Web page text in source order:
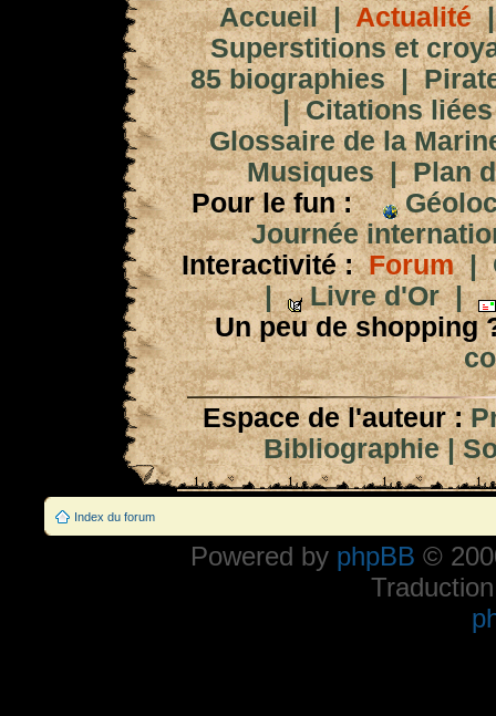
Accueil|Actualité
Superstitions et
85 biographies|
|Citations
Glossaire de la
Musiques|Plan
Pour le fun :
Journée
Interactivité : Forum|
|
Livre d'Or|
Un peu de shopping
Espace de l'auteur :
Bibliographie|
Index du forum
Powered by phpBB ©